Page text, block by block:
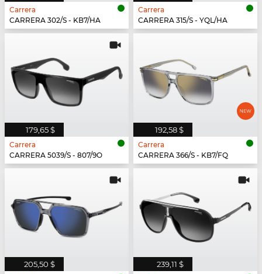
Carrera
CARRERA 302/S - KB7/HA
Carrera
CARRERA 315/S - YQL/HA
179,65 $
Carrera
CARRERA 5039/S - 807/9O
192,58 $
Carrera
CARRERA 366/S - KB7/FQ
205,50 $ 239,11 $